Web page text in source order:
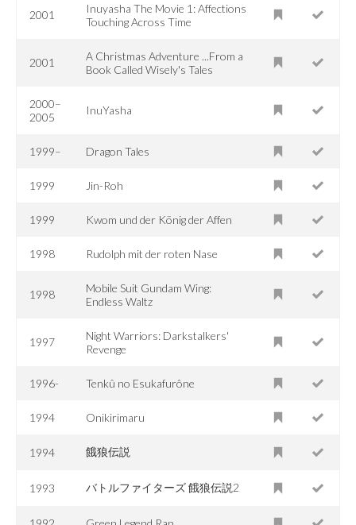
2001
Inuyasha The Movie 1: Affections
Touching Across Time
2001
A Christmas Adventure ...From a
Book Called Wisely's Tales
2000–
2005
InuYasha
1999– Dragon Tales
1999 Jin-Roh
1999 Kwom und der König der Affen
1998 Rudolph mit der roten Nase
1998
Mobile Suit Gundam Wing:
Endless Waltz
1997
Night Warriors: Darkstalkers'
Revenge
1996- Tenkû no Esukafurône
1994 Onikirimaru
1994 餓狼伝説
1993 バトルファイターズ 餓狼伝説2